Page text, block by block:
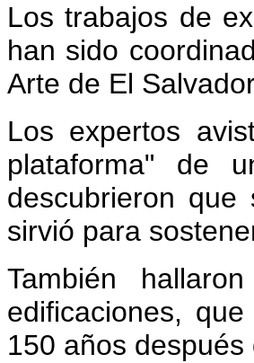
Los trabajos de
han sido
Arte de El
Los expertos
plataforma" de
descubrieron
sirvió para
También
edificaciones,
150 años